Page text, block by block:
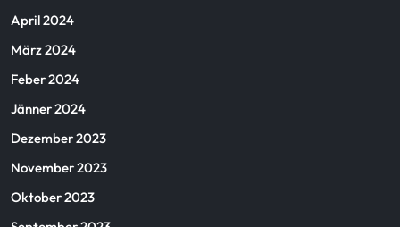
April 2024
März 2024
Feber 2024
Jänner 2024
Dezember 2023
November 2023
Oktober 2023